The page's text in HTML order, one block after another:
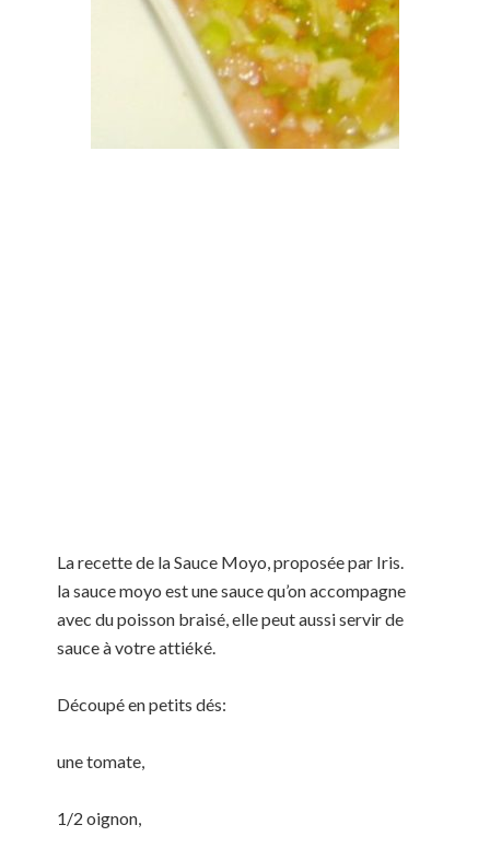
La recette de la Sauce Moyo, proposée par Iris.
la sauce moyo est une sauce qu’on accompagne
avec du poisson braisé, elle peut aussi servir de
sauce à votre attiéké.
Découpé en petits dés:
une tomate,
1/2 oignon,